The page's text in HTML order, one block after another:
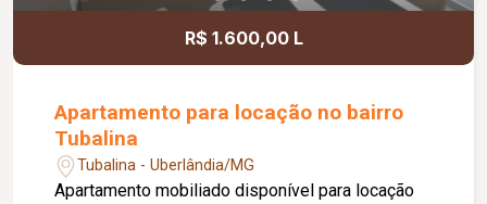
R$ 1.600,00 L
Apartamento para locação no bairro
Tubalina
Tubalina - Uberlândia/MG
Apartamento mobiliado disponível para locação